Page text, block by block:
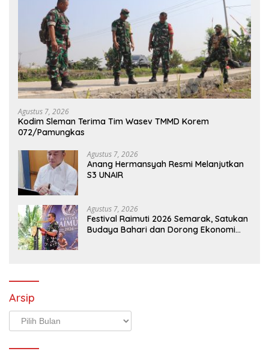
Agustus 7, 2026
Kodim Sleman Terima Tim Wasev TMMD Korem
072/Pamungkas
Agustus 7, 2026
Anang Hermansyah Resmi Melanjutkan
S3 UNAIR
Agustus 7, 2026
Festival Raimuti 2026 Semarak, Satukan
Budaya Bahari dan Dorong Ekonomi
Arsip
Arsip